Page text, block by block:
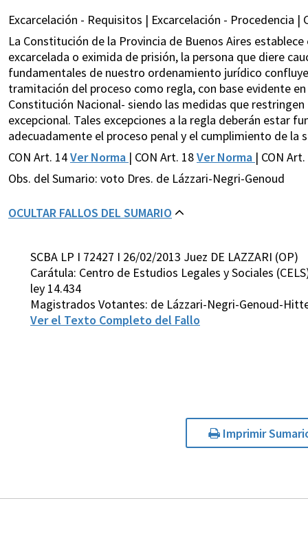
Excarcelación - Requisitos | Excarcelación - Procedencia
La Constitución de la Provincia de Buenos Aires
excarcelada o eximida de prisión, la persona que diere
fundamentales de nuestro ordenamiento jurídico
tramitación del proceso como regla, con base evidente
Constitución Nacional- siendo las medidas que
excepcional. Tales excepciones a la regla deberán estar
adecuadamente el proceso penal y el cumplimiento de la
CON Art. 14Ver Norma | CON Art. 18Ver Norma | CON
Obs. del Sumario: voto Dres. de Lázzari-Negri-Genoud
OCULTAR FALLOS DEL SUMARIO
SCBA LP I 72427 I 26/02/2013 Juez DE LAZZARI (OP)
Carátula: Centro de Estudios Legales y Sociales
ley 14.434
Magistrados Votantes: de Lázzari-Negri-Genoud-
Ver el Texto Completo del Fallo
Imprimir